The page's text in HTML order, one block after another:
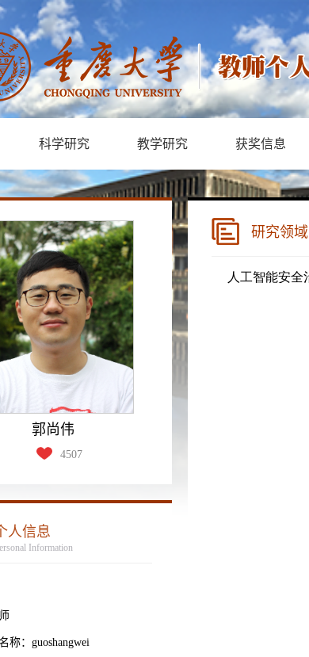
科学研究 教学研究 获奖信息
郭尚伟
4507
人信息
Information
称：guoshangwei
研究领域